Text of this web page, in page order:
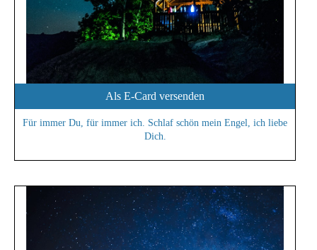
Als E-Card versenden
Für immer Du, für immer ich. Schlaf schön mein Engel, ich liebe
Dich.